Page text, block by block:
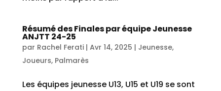
Résumé des Finales par équipe Jeunesse
ANJTT 24-25
par Rachel Ferati| Avr 14, 2025 | Jeunesse,
Joueurs, Palmarès
Les équipes jeunesse U13, U15 et U19 se sont